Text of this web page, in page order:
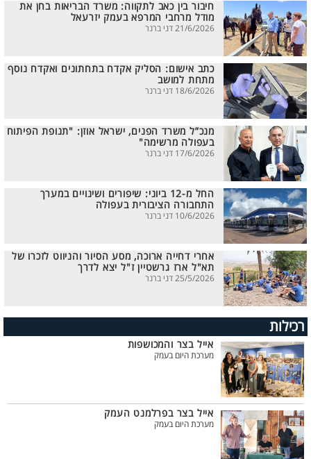
חיבור בין כאב לתקווה: משרד הבריאות בחן את
מודל מרחבי המרפא בעמק יזרעאל
21/6/2026 דני ברנר
כתב אישום: הסליק אקדח בתחתונים ואקדח נוסף
מתחת למושב
18/6/2026 דני ברנר
מנכ”ל משרד הפנים, ישראל אוזן: "תנופת הפיתוח
בעפולה מרשימה"
17/6/2026 דני ברנר
החל מ-12 ביוני: שיפורים ושינויים במערך
התחבורה הציבורית בעפולה
10/6/2026 דני ברנר
אחרי דחייה ארוכה, מסע הסיור והניווט לזכרו של
תא"ל ארז גרשטיין ז"ל יצא לדרך
25/5/2026 דני ברנר
רכילות
אייל בצר והמכושפות
מערכת היום בעמק
אייל בצר בפרלמנט העמק
מערכת היום בעמק